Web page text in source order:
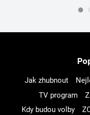
Jak zhubnout
TV program
Kdy budou volby